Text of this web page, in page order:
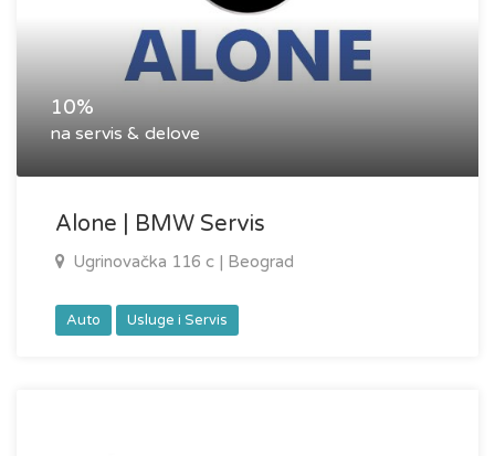
10%
na servis & delove
Alone | BMW Servis
Ugrinovačka 116 c | Beograd
Auto Usluge i Servis